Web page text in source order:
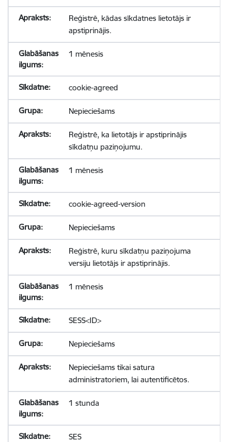
Reģistrē, kādas sīkdatnes lietotājs ir
apstiprinājis.
1 mēnesis
cookie-agreed
Nepieciešams
Reģistrē, ka lietotājs ir apstiprinājis
sīkdatņu paziņojumu.
1 mēnesis
cookie-agreed-version
Nepieciešams
Reģistrē, kuru sīkdatņu paziņojuma
versiju lietotājs ir apstiprinājis.
1 mēnesis
SESS<ID>
Nepieciešams
Nepieciešams tikai satura
administratoriem, lai autentificētos.
1 stunda
SES